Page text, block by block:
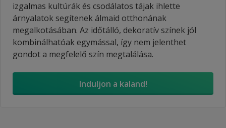
izgalmas kultúrák és csodálatos tájak ihlette
árnyalatok segítenek álmaid otthonának
megalkotásában. Az időtálló, dekoratív színek jól
kombinálhatóak egymással, így nem jelenthet
gondot a megfelelő szín megtalálása.
Induljon a kaland!